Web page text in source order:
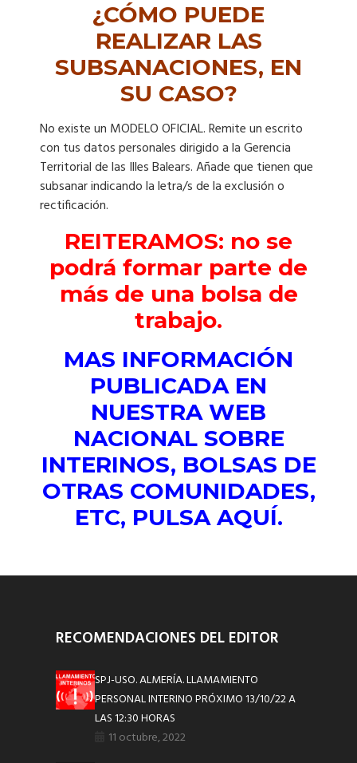
¿CÓMO PUEDE
REALIZAR LAS
SUBSANACIONES, EN
SU CASO?
No existe un MODELO OFICIAL. Remite un escrito
con tus datos personales dirigido a la Gerencia
Territorial de las Illes Balears. Añade que tienen que
subsanar indicando la letra/s de la exclusión o
rectificación.
REITERAMOS: no se
podrá formar parte de
más de una bolsa de
trabajo.
MAS INFORMACIÓN
PUBLICADA EN
NUESTRA WEB
NACIONAL SOBRE
INTERINOS, BOLSAS DE
OTRAS COMUNIDADES,
ETC, PULSA AQUÍ.
RECOMENDACIONES DEL EDITOR
SPJ-USO. ALMERÍA. LLAMAMIENTO
PERSONAL INTERINO PRÓXIMO 13/10/22 A
LAS 12:30 HORAS
11 octubre, 2022